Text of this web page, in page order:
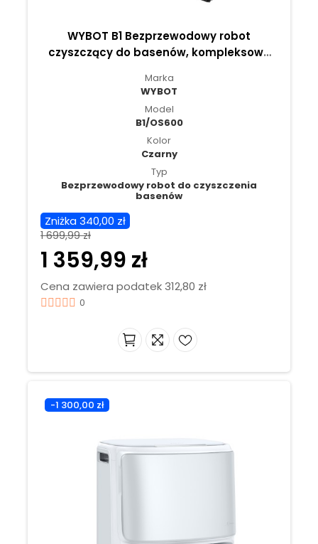
WYBOT B1 Bezprzewodowy robot
czyszczący do basenów, kompleksowe
krawędzi i narożników
Marka
WYBOT
Model
B1/OS600
Kolor
Czarny
Typ
Bezprzewodowy robot do czyszczenia
basenów
Zniżka 340,00 zł
1 699,99 zł
1 359,99 zł
Cena zawiera podatek 312,80 zł
0
-1 300,00 zł